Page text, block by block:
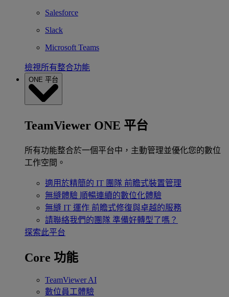
Salesforce
Slack
Microsoft Teams
檢視所有整合功能
ONE 平台
TeamViewer ONE 平台
所有功能整合於一個平台中，主動管理並優化您的數位
工作空間。
適用於精簡的 IT 團隊 前瞻式裝置管理
無縫體驗 順暢連續的數位化體驗
無縫 IT 運作 前瞻式修復與卓越的服務
請聯絡我們的團隊 準備好轉型了嗎？
探索此平台
Core 功能
TeamViewer AI
數位員工體驗